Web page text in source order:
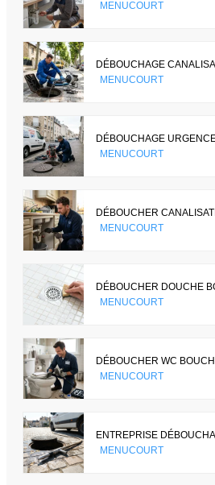
MENUCOURT
DÉBOUCHAGE
MENUCOURT
DÉBOUCHAGE
MENUCOURT
DÉBOUCHER
MENUCOURT
DÉBOUCHER DOUCHE
MENUCOURT
DÉBOUCHER WC
MENUCOURT
ENTREPRISE
MENUCOURT